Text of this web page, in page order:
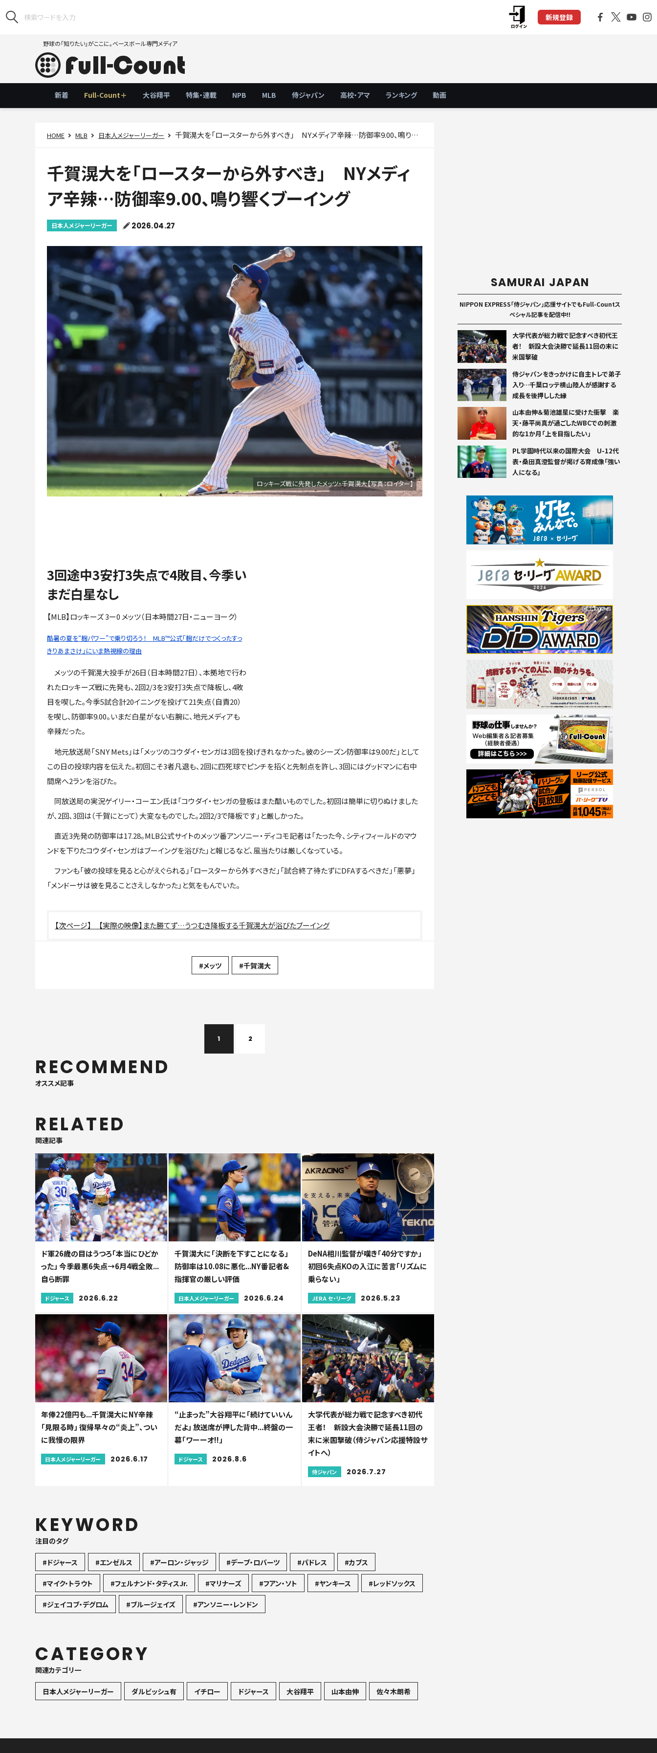
新規登録
野球の「知りたい」がここに。ベースボール専門メディア
新着 Full-Count＋ 大谷翔平 特集・連載 NPB MLB 侍ジャパン 高校・アマ ランキング 動画
HOME MLB 日本人メジャーリーガー 千賀滉大を「ロースターから外すべき」 NYメディア辛辣…防御率9.00、鳴り響くブーイング
千賀滉大を「ロースターから外すべき」 NYメディ
ア辛辣…防御率9.00、鳴り響くブーイング
日本人メジャーリーガー 2026.04.27
ロッキーズ戦に先発したメッツ・千賀滉大【写真：ロイター】
3回途中3安打3失点で4敗目、今季い
まだ白星なし
【MLB】ロッキーズ 3ー0 メッツ（日本時間27日・ニューヨーク）
酷暑の夏を“麹パワー”で乗り切ろう！ MLB™公式「麹だけでつくったすっ
きりあまさけ」にいま熱視線の理由
メッツの千賀滉大投手が26日（日本時間27日）、本拠地で行わ
れたロッキーズ戦に先発も、2回2/3を3安打3失点で降板し、4敗
目を喫した。今季5試合計20イニングを投げて21失点（自責20）
を喫し、防御率9.00。いまだ白星がない右腕に、地元メディアも
辛辣だった。
地元放送局「SNY Mets」は「メッツのコウダイ・センガは3回を投げきれなかった。彼のシーズン防御率は9.00だ」として
この日の投球内容を伝えた。初回こそ3者凡退も、2回に四死球でピンチを招くと先制点を許し、3回にはグッドマンに右中
間席へ2ランを浴びた。
同放送局の実況ゲイリー・コーエン氏は「コウダイ・センガの登板はまた酷いものでした。初回は簡単に切りぬけました
が、2回、3回は（千賀にとって）大変なものでした。2回2/3で降板です」と厳しかった。
直近3先発の防御率は17.28。MLB公式サイトのメッツ番アンソニー・ディコモ記者は「たった今、シティフィールドのマウ
ンドを下りたコウダイ・センガはブーイングを浴びた」と報じるなど、風当たりは厳しくなっている。
ファンも「彼の投球を見ると心がえぐられる」「ロースターから外すべきだ」「試合終了待たずにDFAするべきだ」「悪夢」
「メンドーサは彼を見ることさえしなかった」と気をもんでいた。
【実際の映像】また勝てず…うつむき降板する千賀滉大が浴びたブーイング
#メッツ #千賀滉大
1 2
RECOMMEND
オススメ記事
RELATED
関連記事
ド軍26歳の目はうつろ「本当にひどか
った」 今季最悪6失点→6月4戦全敗...
自ら断罪
ドジャース 2026.6.22
千賀滉大に「決断を下すことになる」
防御率は10.08に悪化...NY番記者&
指揮官の厳しい評価
日本人メジャーリーガー 2026.6.24
DeNA相川監督が嘆き「40分ですか」
初回6失点KOの入江に苦言「リズムに
乗らない」
JERA セ・リーグ 2026.5.23
年俸22億円も...千賀滉大にNY辛辣
「見限る時」 復帰早々の“炎上”、つい
に我慢の限界
日本人メジャーリーガー 2026.6.17
“止まった”大谷翔平に「続けていいん
だよ」 放送席が押した背中...終盤の一
幕「ワーーオ!!」
ドジャース 2026.8.6
大学代表が総力戦で記念すべき初代
王者！ 新設大会決勝で延長11回の
末に米国撃破（侍ジャパン応援特設サ
イトへ）
侍ジャパン 2026.7.27
KEYWORD
注目のタグ
#ドジャース #エンゼルス #アーロン・ジャッジ #デーブ・ロバーツ #パドレス #カブス
#マイク・トラウト #フェルナンド・タティスJr. #マリナーズ #フアン・ソト #ヤンキース #レッドソックス
#ジェイコブ・デグロム #ブルージェイズ #アンソニー・レンドン
CATEGORY
関連カテゴリ一
日本人メジャーリーガー ダルビッシュ有 イチロー ドジャース 大谷翔平 山本由伸 佐々木朗希
SAMURAI JAPAN
NIPPON EXPRESS「侍ジャパン」応援サイトでもFull-Countス
ペシャル記事を配信中!!
大学代表が総力戦で記念すべき初代王
者！ 新設大会決勝で延長11回の末に
米国撃破
侍ジャパンをきっかけに自主トレで弟子
入り…千葉ロッテ横山陸人が感謝する
成長を後押しした縁
山本由伸＆菊池雄星に受けた衝撃 楽
天・藤平尚真が過ごしたWBCでの刺激
的な1か月「上を目指したい」
PL学園時代以来の国際大会 U-12代
表・桑田真澄監督が掲げる育成像「強い
人になる」